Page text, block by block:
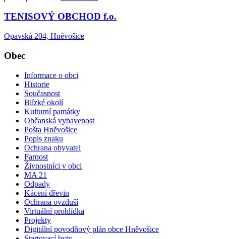
TENISOVÝ OBCHOD f.o.
Opavská 204, Hněvošice
Obec
Informace o obci
Historie
Současnost
Blízké okolí
Kulturní památky
Občanská vybavenost
Pošta Hněvošice
Popis znaku
Ochrana obyvatel
Farnost
Živnostníci v obci
MA 21
Odpady
Kácení dřevin
Ochrana ovzduší
Virtuální prohlídka
Projekty
Digitální povodňový plán obce Hněvošice